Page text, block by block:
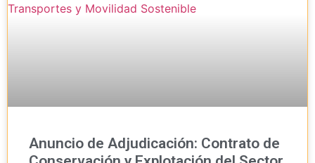
Anuncio de Adjudicación: Contrato de